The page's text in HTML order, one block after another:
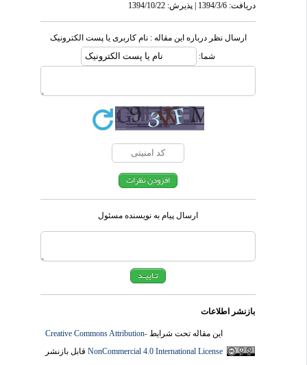
دریافت: 1394/3/6 | پذیرش: 1394/10/22
ارسال نظر درباره این مقاله : نام کاربری یا پست الکترونیک
شما:
ارسال پیام به نویسنده مسئول
بازنشر اطلاعات
این مقاله تحت شرایطCreative Commons Attribution-
NonCommercial 4.0 International Licenseقابل بازنشر